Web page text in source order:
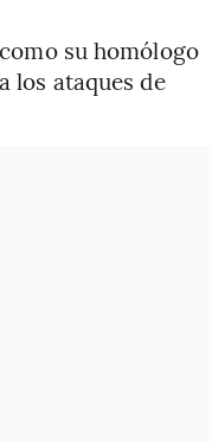
su homólogo
los ataques de